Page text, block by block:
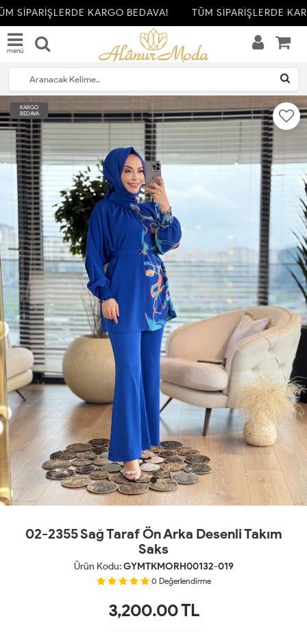
SİPARİŞLERDE KARGO BEDAVA! TÜM SİPARİŞLERDE
menü
KARGO
BEDAVA
02-2355 Sağ Taraf Ön Arka Desenli Takım
Saks
Ürün Kodu:GYMTKMORH00132-019
0 Değerlendirme
3,200.00TL